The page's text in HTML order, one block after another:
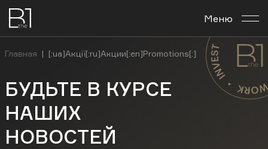
О комплексе
Новости
Меню
Главная | [:ua]Акції[:ru]Акции[:en]Promotions[:]
БУДЬТЕ В КУРСЕ
НАШИХ
НОВОСТЕЙ